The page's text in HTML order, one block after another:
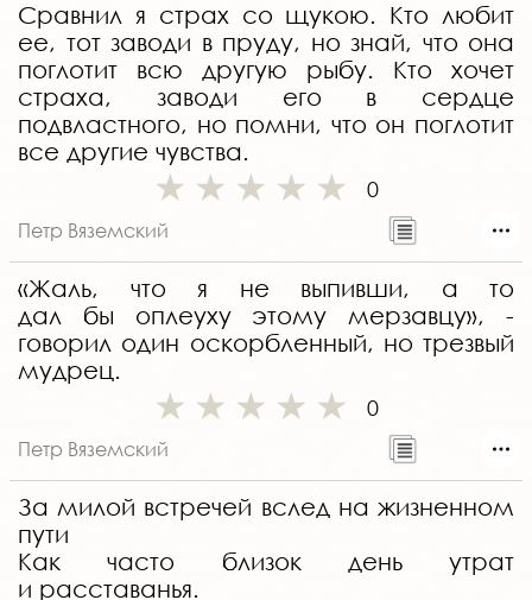
Сравнил я страх со щукою. Кто любит
ее, тот заводи в пруду, но знай, что она
поглотит всю другую рыбу. Кто хочет
страха, заводи его в сердце
подвластного, но помни, что он поглотит
все другие чувства.
0
Петр Вяземский
«Жаль, что я не выпивши, а то
дал бы оплеуху этому мерзавцу», -
говорил один оскорбленный, но трезвый
мудрец.
0
Петр Вяземский
За милой встречей вслед на жизненном
пути
Как часто близок день утрат
и расставанья.